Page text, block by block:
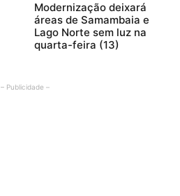
Modernização deixará
áreas de Samambaia e
Lago Norte sem luz na
quarta-feira (13)
– Publicidade –